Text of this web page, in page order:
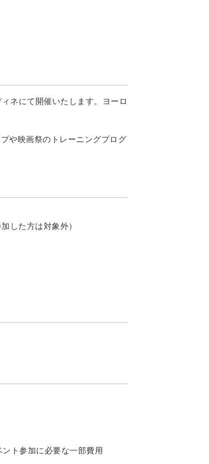
ネにて開催いたします。ヨーロ
や映画祭のトレーニングプログ
した方は対象外）
ト参加に必要な一部費用